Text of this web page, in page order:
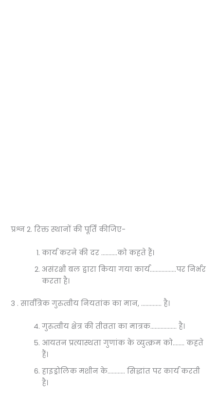
प्रश्न 2. रिक्त स्थानों की पूर्ति कीजिए-
कार्य करने की दर ………..को कहते हैं।
असंरक्षी बल द्वारा किया गया कार्य………………पर निर्भर
करता है।
3 . सार्वत्रिक गुरुत्वीय नियतांक का मान, ………….. है।
गुरुत्वीय क्षेत्र की तीव्रता का मात्रक……………… है।
आयतन प्रत्यास्थता गुणांक के व्युत्क्रम को…….. कहते
हैं।
हाइड्रोलिक मशीन के………… सिद्धांत पर कार्य करती
है।